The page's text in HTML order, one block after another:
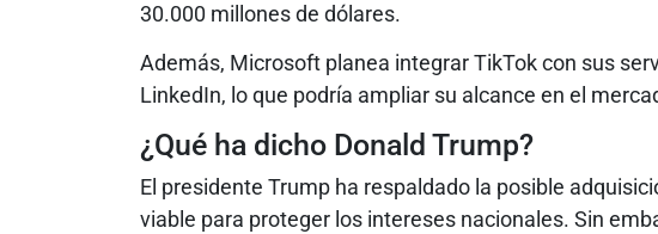
30.000 millones de dólares.
Además, Microsoft planea integrar TikTok con sus
LinkedIn, lo que podría ampliar su alcance en el
¿Qué ha dicho Donald Trump?
El presidente Trump ha respaldado la posible
viable para proteger los intereses nacionales. Sin